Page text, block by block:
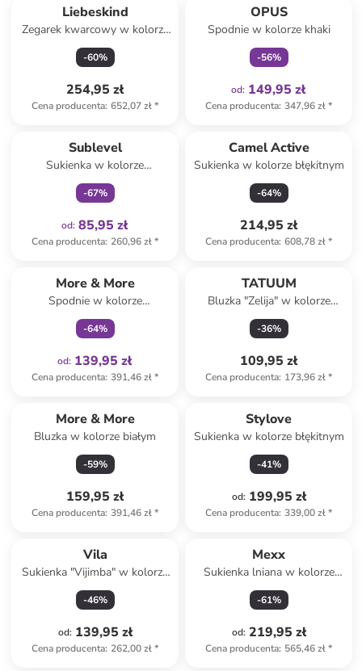
Liebeskind
Zegarek kwarcowy w kolorze
złoto-srebrno-białym
-60%
254,95 zł
Cena producenta: 652,07 zł*
OPUS
Spodnie w kolorze khaki
-56%
od: 149,95 zł
Cena producenta: 347,96 zł*
Sublevel
Sukienka w kolorze
granatowo-kremowym
-67%
od: 85,95 zł
Cena producenta: 260,96 zł*
Camel Active
Sukienka w kolorze błękitnym
-64%
214,95 zł
Cena producenta: 608,78 zł*
More & More
Spodnie w kolorze
oliwkowym
-64%
od: 139,95 zł
Cena producenta: 391,46 zł*
TATUUM
Bluzka "Zelija" w kolorze
różowym
-36%
109,95 zł
Cena producenta: 173,96 zł*
More & More
Bluzka w kolorze białym
-59%
159,95 zł
Cena producenta: 391,46 zł*
Stylove
Sukienka w kolorze błękitnym
-41%
od: 199,95 zł
Cena producenta: 339,00 zł*
Vila
Sukienka "Vijimba" w kolorze
białym
-46%
od: 139,95 zł
Cena producenta: 262,00 zł*
Mexx
Sukienka lniana w kolorze
beżowym
-61%
od: 219,95 zł
Cena producenta: 565,46 zł*